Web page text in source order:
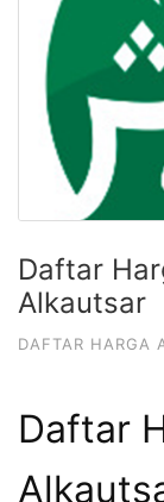
Daftar
Alkautsar
DAFTAR HARGA
Daftar